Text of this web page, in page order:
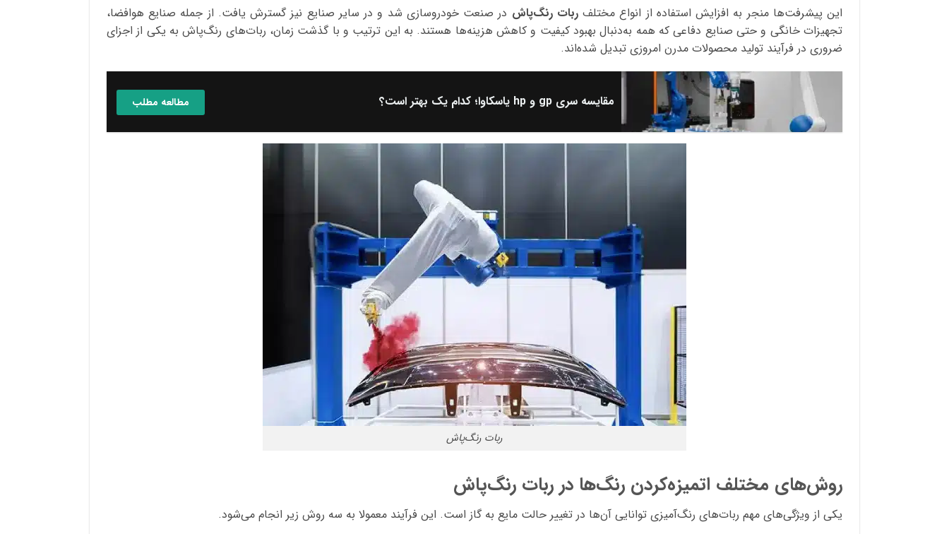
این پیشرفت‌ها منجر به افزایش استفاده از انواع مختلفربات‌ رنگ‌پاش در صنعت خودروسازی شد و در سایر صنایع نیز گسترش یافت. از جمله صنایع هوافضا،
تجهیزات خانگی و حتی صنایع دفاعی که همه به‌دنبال بهبود کیفیت و کاهش هزینه‌ها هستند. به ‌این ‌ترتیب و با گذشت زمان، ربات‌های رنگ‌پاش به یکی از اجزای
ضروری در فرآیند تولید محصولات مدرن امروزی تبدیل شده‌اند.
مقایسه سری gp و hp یاسکاوا؛ کدام یک بهتر است؟ مطالعه مطلب
ربات رنگ‌پاش
روش‌های مختلف اتمیزه‌کردن رنگ‌ها در ربات رنگ‌پاش
یکی از ویژگی‌های مهم ربات‌های رنگ‌آمیزی توانایی آن‌ها در تغییر حالت مایع به گاز است. این فرآیند معمولا به سه روش زیر انجام می‌شود.